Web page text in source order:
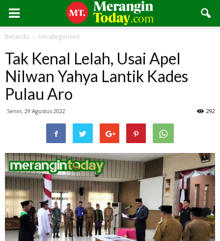
Beranda Uncategorized
Tak Kenal Lelah, Usai Apel
Nilwan Yahya Lantik Kades
Pulau Aro
Senin, 29 Agustus 2022 292